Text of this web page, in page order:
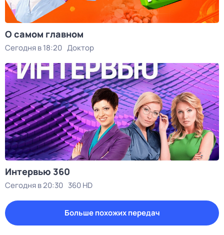
О самом главном
Сегодня в 18:20 Доктор
Интервью 360
Сегодня в 20:30 360 HD
Больше похожих передач